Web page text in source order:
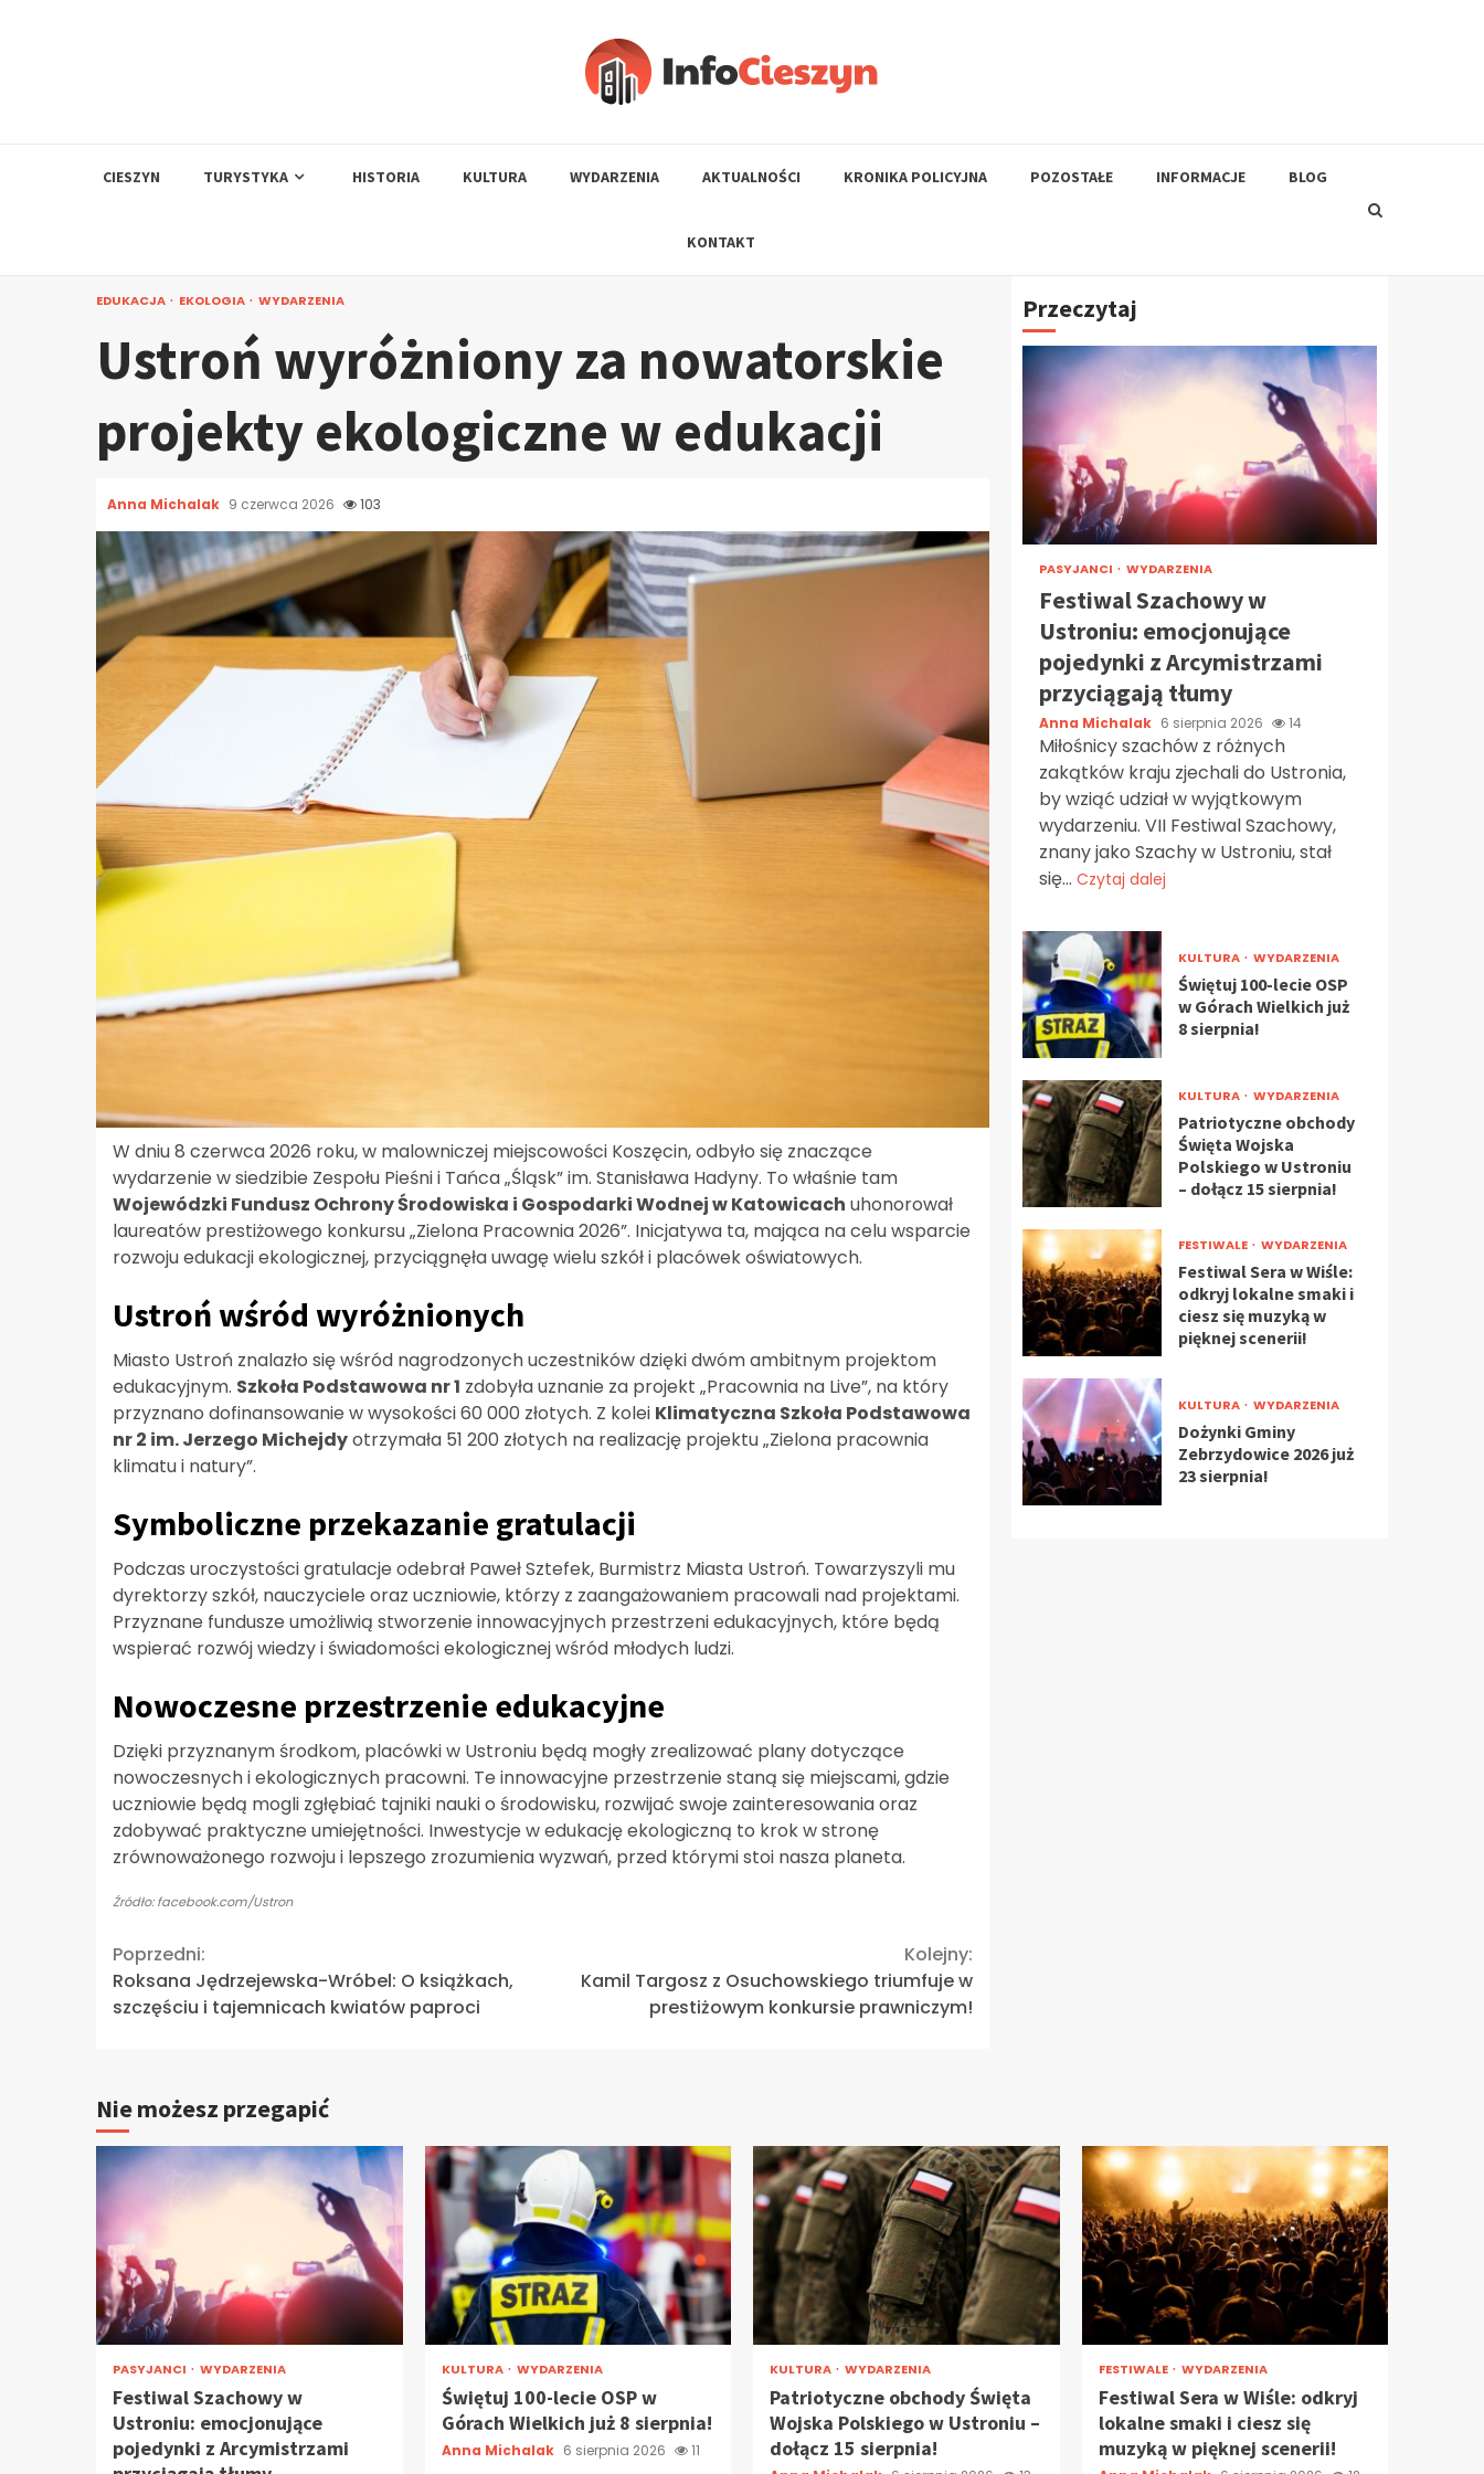
CIESZYN TURYSTYKA HISTORIA KULTURA WYDARZENIA AKTUALNOŚCI KRONIKA POLICYJNA POZOSTAŁE INFORMACJE BLOG
KONTAKT
EDUKACJA EKOLOGIA WYDARZENIA
Ustroń wyróżniony za nowatorskie
projekty ekologiczne w edukacji
Anna Michalak 9 czerwca 2026 103
W dniu 8 czerwca 2026 roku, w malowniczej miejscowości Koszęcin, odbyło się znaczące
wydarzenie w siedzibie Zespołu Pieśni i Tańca „Śląsk” im. Stanisława Hadyny. To właśnie tam
Wojewódzki Fundusz Ochrony Środowiska i Gospodarki Wodnej w Katowicach uhonorował
laureatów prestiżowego konkursu „Zielona Pracownia 2026”. Inicjatywa ta, mająca na celu wsparcie
rozwoju edukacji ekologicznej, przyciągnęła uwagę wielu szkół i placówek oświatowych.
Ustroń wśród wyróżnionych
Miasto Ustroń znalazło się wśród nagrodzonych uczestników dzięki dwóm ambitnym projektom
edukacyjnym. Szkoła Podstawowa nr 1 zdobyła uznanie za projekt „Pracownia na Live”, na który
przyznano dofinansowanie w wysokości 60 000 złotych. Z kolei Klimatyczna Szkoła Podstawowa
nr 2 im. Jerzego Michejdyotrzymała 51 200 złotych na realizację projektu „Zielona pracownia
klimatu i natury”.
Symboliczne przekazanie gratulacji
Podczas uroczystości gratulacje odebrał Paweł Sztefek, Burmistrz Miasta Ustroń. Towarzyszyli mu
dyrektorzy szkół, nauczyciele oraz uczniowie, którzy z zaangażowaniem pracowali nad projektami.
Przyznane fundusze umożliwią stworzenie innowacyjnych przestrzeni edukacyjnych, które będą
wspierać rozwój wiedzy i świadomości ekologicznej wśród młodych ludzi.
Nowoczesne przestrzenie edukacyjne
Dzięki przyznanym środkom, placówki w Ustroniu będą mogły zrealizować plany dotyczące
nowoczesnych i ekologicznych pracowni. Te innowacyjne przestrzenie staną się miejscami, gdzie
uczniowie będą mogli zgłębiać tajniki nauki o środowisku, rozwijać swoje zainteresowania oraz
zdobywać praktyczne umiejętności. Inwestycje w edukację ekologiczną to krok w stronę
zrównoważonego rozwoju i lepszego zrozumienia wyzwań, przed którymi stoi nasza planeta.
Źródło: facebook.com/Ustron
Continue
Reading
Poprzedni:
Roksana Jędrzejewska-Wróbel: O książkach,
szczęściu i tajemnicach kwiatów paproci
Kolejny:
Kamil Targosz z Osuchowskiego triumfuje w
prestiżowym konkursie prawniczym!
Przeczytaj
PASYJANCI WYDARZENIA
Festiwal Szachowy w
Ustroniu: emocjonujące
pojedynki z Arcymistrzami
przyciągają tłumy
Anna Michalak 6 sierpnia 2026 14
Miłośnicy szachów z różnych
zakątków kraju zjechali do Ustronia,
by wziąć udział w wyjątkowym
wydarzeniu. VII Festiwal Szachowy,
znany jako Szachy w Ustroniu, stał
się... Czytaj dalej
KULTURA WYDARZENIA
Świętuj 100-lecie OSP
w Górach Wielkich już
8 sierpnia!
KULTURA WYDARZENIA
Patriotyczne obchody
Święta Wojska
Polskiego w Ustroniu
– dołącz 15 sierpnia!
FESTIWALE WYDARZENIA
Festiwal Sera w Wiśle:
odkryj lokalne smaki i
ciesz się muzyką w
pięknej scenerii!
KULTURA WYDARZENIA
Dożynki Gminy
Zebrzydowice 2026 już
23 sierpnia!
Nie możesz przegapić
PASYJANCI WYDARZENIA
Festiwal Szachowy w
Ustroniu: emocjonujące
pojedynki z Arcymistrzami
KULTURA WYDARZENIA
Świętuj 100-lecie OSP w
Górach Wielkich już 8 sierpnia!
Anna Michalak 6 sierpnia 2026 11
KULTURA WYDARZENIA
Patriotyczne obchody Święta
Wojska Polskiego w Ustroniu –
dołącz 15 sierpnia!
FESTIWALE WYDARZENIA
Festiwal Sera w Wiśle: odkryj
lokalne smaki i ciesz się
muzyką w pięknej scenerii!